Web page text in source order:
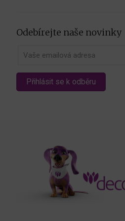
Odebírejte naše novinky